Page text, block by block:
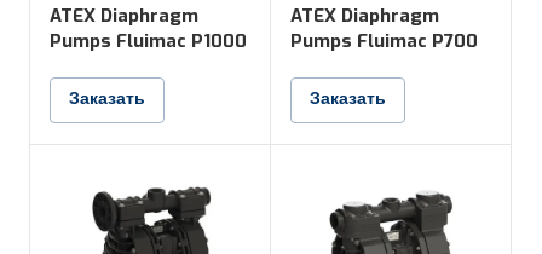
ATEX Diaphragm
Pumps Fluimac P1000
Заказать
ATEX Diaphragm
Pumps Fluimac P700
Заказать